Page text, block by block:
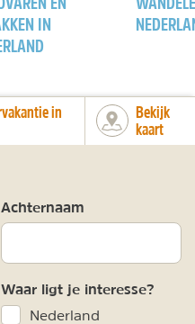
IN
in
Bekijk
kaart
Achternaam
Waar ligt je interesse?
Nederland